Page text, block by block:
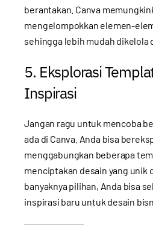
berantakan. Canva
mengelompokkan elemen-
sehingga lebih mudah dikelola
5. Eksplorasi
Inspirasi
Jangan ragu untuk mencoba
ada di Canva. Anda bisa
menggabungkan beberapa
menciptakan desain yang unik
banyaknya pilihan, Anda bisa
inspirasi baru untuk desain